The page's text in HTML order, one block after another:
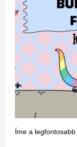
Íme a